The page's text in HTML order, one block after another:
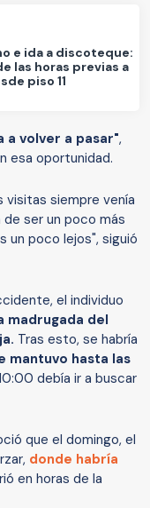
e ida a discoteque:
las horas previas a
piso 11
a volver a pasar",
esa oportunidad.
visitas siempre venía
ser un poco más
un poco lejos", siguió
el individuo
madrugada del
Tras esto, se habría
mantuvo hasta las
debía ir a buscar
que el domingo, el
donde habría
en horas de la